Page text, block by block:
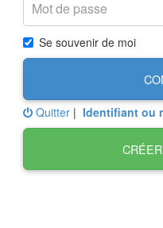
Se souvenir de moi
Quitter | Identifiant ou